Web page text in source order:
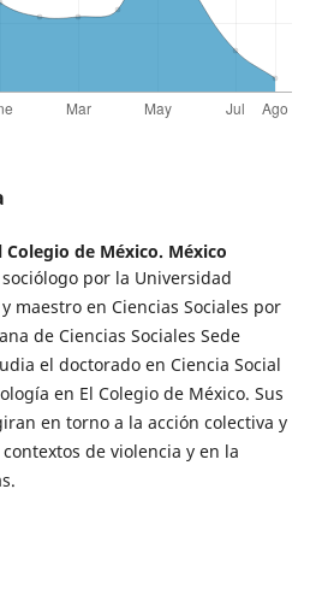
Colegio de México. México
por la Universidad
maestro en Ciencias Sociales por
de Ciencias Sociales Sede
el doctorado en Ciencia Social
en El Colegio de México. Sus
en torno a la acción colectiva y
de violencia y en la